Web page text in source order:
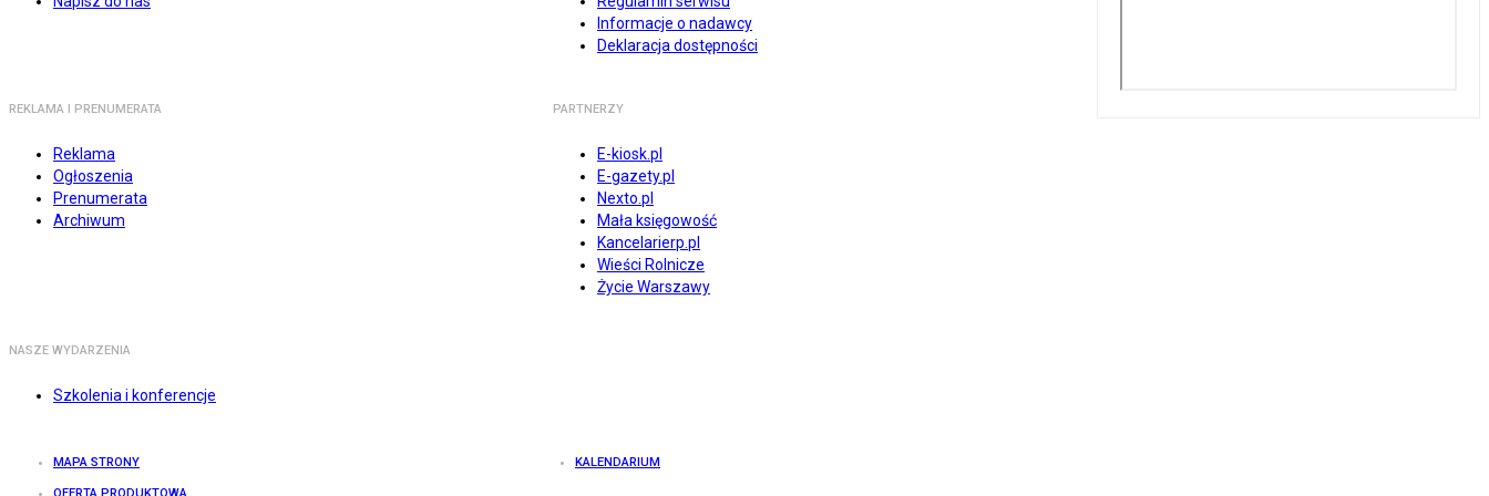
Informacje o nadawcy
Deklaracja dostępności
REKLAMA I PRENUMERATA
Reklama
Ogłoszenia
Prenumerata
Archiwum
PARTNERZY
E-kiosk.pl
E-gazety.pl
Nexto.pl
Mała księgowość
Kancelarierp.pl
Wieści Rolnicze
Życie Warszawy
NASZE WYDARZENIA
Szkolenia i konferencje
MAPA STRONY KALENDARIUM